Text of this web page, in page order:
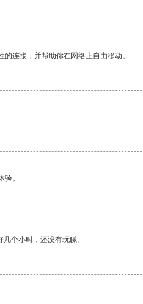
连接，并帮助你在网络上自由移动。
。
个小时，还没有玩腻。